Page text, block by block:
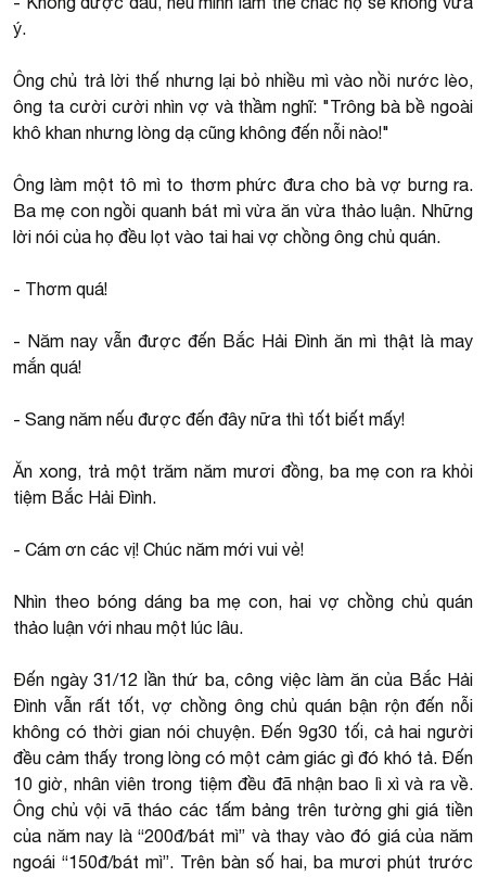
ý.
Ông chủ trả lời thế nhưng lại bỏ nhiều mì vào nồi nước lèo,
ông ta cười cười nhìn vợ và thầm nghĩ: "Trông bà bề ngoài
khô khan nhưng lòng dạ cũng không đến nỗi nào!"
Ông làm một tô mì to thơm phức đưa cho bà vợ bưng ra.
Ba mẹ con ngồi quanh bát mì vừa ăn vừa thảo luận. Những
lời nói của họ đều lọt vào tai hai vợ chồng ông chủ quán.
- Thơm quá!
- Năm nay vẫn được đến Bắc Hải Đình ăn mì thật là may
mắn quá!
- Sang năm nếu được đến đây nữa thì tốt biết mấy!
Ăn xong, trả một trăm năm mươi đồng, ba mẹ con ra khỏi
tiệm Bắc Hải Đình.
- Cám ơn các vị! Chúc năm mới vui vẻ!
Nhìn theo bóng dáng ba mẹ con, hai vợ chồng chủ quán
thảo luận với nhau một lúc lâu.
Đến ngày 31/12 lần thứ ba, công việc làm ăn của Bắc Hải
Đình vẫn rất tốt, vợ chồng ông chủ quán bận rộn đến nỗi
không có thời gian nói chuyện. Đến 9g30 tối, cả hai người
đều cảm thấy trong lòng có một cảm giác gì đó khó tả. Đến
10 giờ, nhân viên trong tiệm đều đã nhận bao lì xì và ra về.
Ông chủ vội vã tháo các tấm bảng trên tường ghi giá tiền
của năm nay là “200đ/bát mì” và thay vào đó giá của năm
ngoái “150đ/bát mì”. Trên bàn số hai, ba mươi phút trước